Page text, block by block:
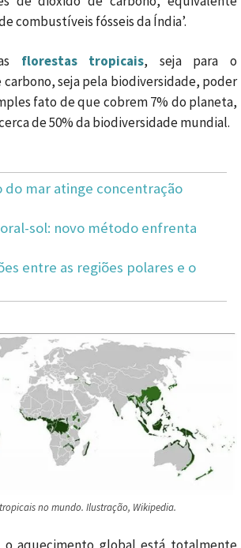
combustíveis fósseis da Índia’.
florestas tropicais, seja para o
seja pela biodiversidade, poder
fato de que cobrem 7% do planeta,
de 50% da biodiversidade mundial.
do mar atinge concentração
sol: novo método enfrenta
entre as regiões polares e o
no mundo. Ilustração, Wikipedia.